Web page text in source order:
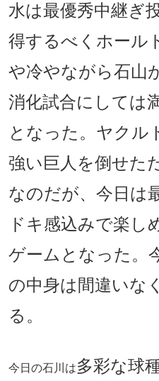
水は最優秀中継ぎ
得するべくホール
や冷やながら石山
消化試合にしては
となった。ヤクル
強い巨人を倒せた
なのだが、今日は
ドキ感込みで楽し
ゲームとなった。
の中身は間違いな
る。
今日の石川は多彩な球